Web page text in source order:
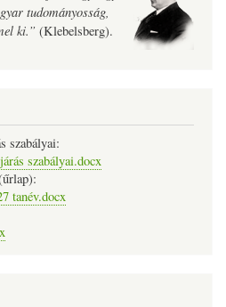
tudományosság,
ki.” (Klebelsberg).
szabályai:
szabályai.docx
tanév.docx